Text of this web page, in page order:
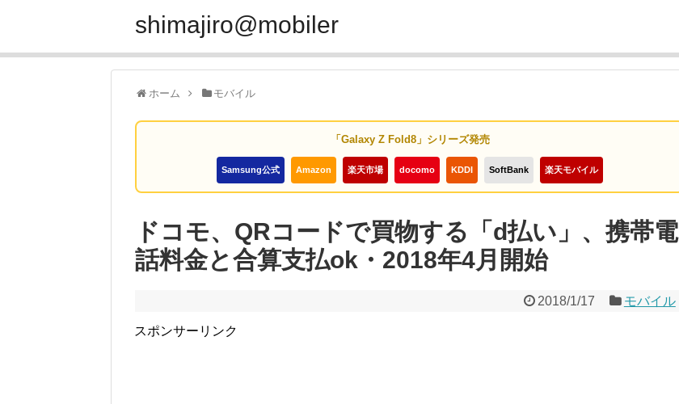
shimajiro@mobiler
ホーム モバイル
「Galaxy Z Fold8」シリーズ発売
Samsung公式 Amazon 楽天市場 docomo KDDI SoftBank 楽天モバイル
ドコモ、QRコードで買物する「d払い」、携帯電
話料金と合算支払ok・2018年4月開始
2018/1/17 モバイル
スポンサーリンク